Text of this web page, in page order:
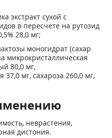
экстракт сухой с
в пересчете на рутозид
28,0 мг;
моногидрат (сахар
микрокристаллическая
80,0 мг,
37,0 мг, сахароза 260,0 мг,
неврастения,
дистония.